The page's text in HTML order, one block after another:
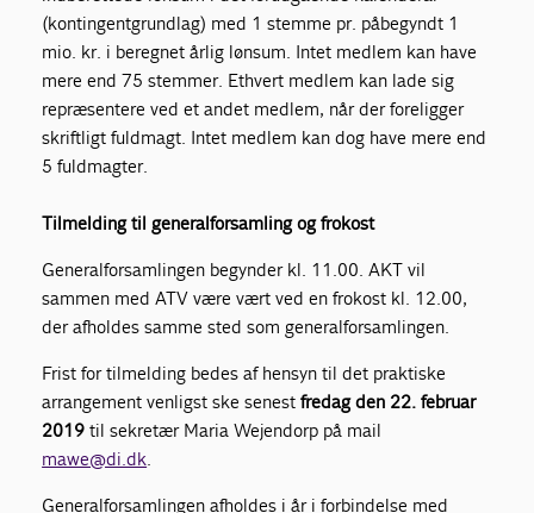
(kontingentgrundlag) med 1 stemme pr. påbegyndt 1
mio. kr. i beregnet årlig lønsum. Intet medlem kan have
mere end 75 stemmer. Ethvert medlem kan lade sig
repræsentere ved et andet medlem, når der foreligger
skriftligt fuldmagt. Intet medlem kan dog have mere end
5 fuldmagter.
Tilmelding til generalforsamling og frokost
Generalforsamlingen begynder kl. 11.00. AKT vil
sammen med ATV være vært ved en frokost kl. 12.00,
der afholdes samme sted som generalforsamlingen.
Frist for tilmelding bedes af hensyn til det praktiske
arrangement venligst ske senestfredag den 22. februar
2019 til sekretær Maria Wejendorp på mail
mawe@di.dk.
Generalforsamlingen afholdes i år i forbindelse med